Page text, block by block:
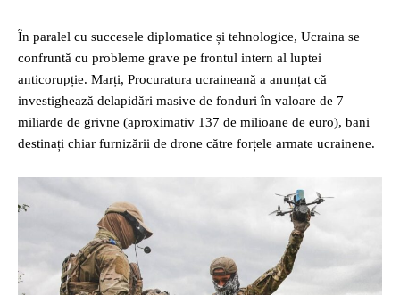
În paralel cu succesele diplomatice și tehnologice, Ucraina se
confruntă cu probleme grave pe frontul intern al luptei
anticorupție. Marți, Procuratura ucraineană a anunțat că
investighează delapidări masive de fonduri în valoare de 7
miliarde de grivne (aproximativ 137 de milioane de euro), bani
destinați chiar furnizării de drone către forțele armate ucrainene.